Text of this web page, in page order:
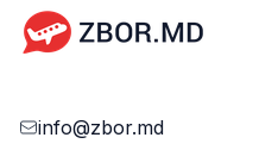
info@zbor.md